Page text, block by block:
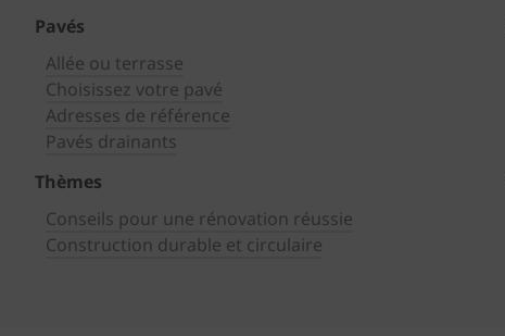
Pavés
Allée ou terrasse
Choisissez votre pavé
Adresses de référence
Pavés drainants
Thèmes
Conseils pour une rénovation réussie
Construction durable et circulaire